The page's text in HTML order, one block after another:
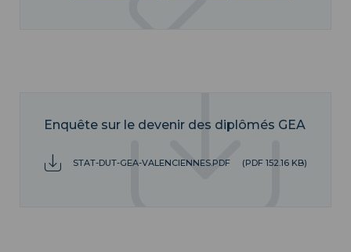
Enquête sur le devenir des diplômés GEA
STAT-DUT-GEA-VALENCIENNES.PDF (PDF 152.16 KB)